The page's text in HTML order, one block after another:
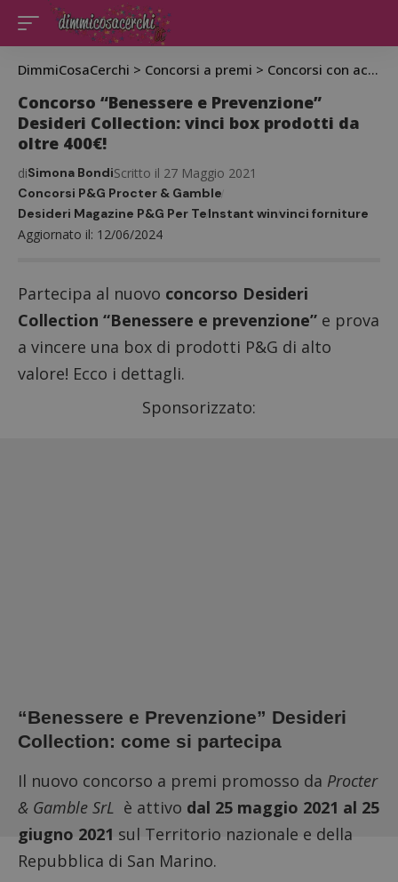
DimmiCosaCerchi > Concorsi a premi > Concorsi con acquisto
Concorso “Benessere e Prevenzione”
Desideri Collection: vinci box prodotti da
oltre 400€!
Aggiornato il: 12/06/2024
diSimona BondiScritto il 27 Maggio 2021
Concorsi P&G Procter & Gamble
Desideri Magazine P&G Per TeInstant winvinci forniture
Partecipa al nuovo concorso Desideri
Collection “Benessere e prevenzione” e prova
a vincere una box di prodotti P&G di alto
valore! Ecco i dettagli.
Sponsorizzato:
“Benessere e Prevenzione” Desideri
Collection: come si partecipa
Il nuovo concorso a premi promosso da Procter
& Gamble SrL è attivo dal 25 maggio 2021 al 25
giugno 2021 sul Territorio nazionale e della
Repubblica di San Marino.